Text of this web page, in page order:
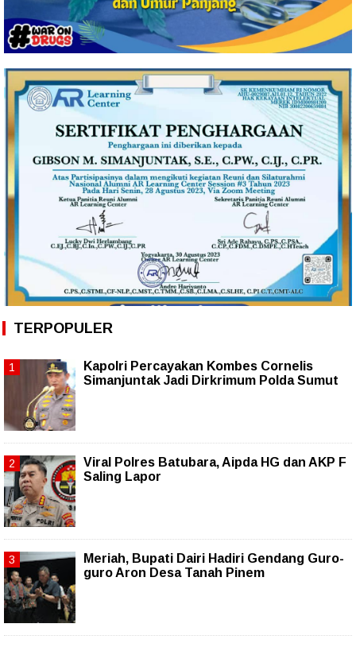
TERPOPULER
Kapolri Percayakan Kombes Cornelis
Simanjuntak Jadi Dirkrimum Polda Sumut
Viral Polres Batubara, Aipda HG dan AKP F
Saling Lapor
Meriah, Bupati Dairi Hadiri Gendang Guro-
guro Aron Desa Tanah Pinem